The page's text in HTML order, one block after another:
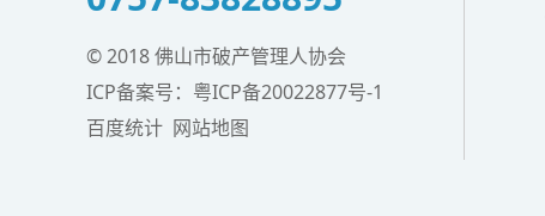
© 2018 佛山市破产管理人协会
ICP备案号： 粤ICP备20022877号-1
百度统计 网站地图